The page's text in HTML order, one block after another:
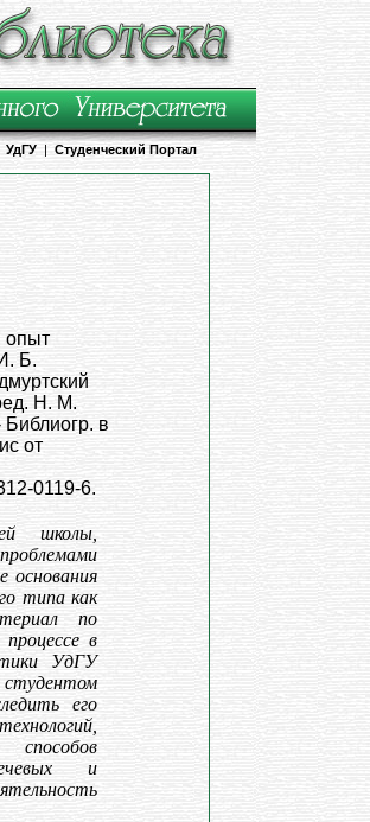
УдГУ | Студенческий Портал
опыт
Б.
Н. М.
Библиогр. в
от
0119-6.
школы,
основания
типа как
по
в
УдГУ
студентом
его
и